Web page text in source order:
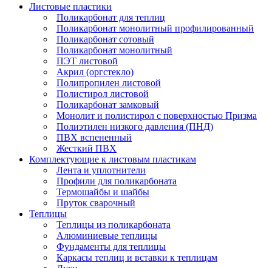
Листовые пластики
Поликарбонат для теплиц
Поликарбонат монолитный профилированный
Поликарбонат сотовый
Поликарбонат монолитный
ПЭТ листовой
Акрил (оргстекло)
Полипропилен листовой
Полистирол листовой
Поликарбонат замковый
Монолит и полистирол с поверхностью Призма
Полиэтилен низкого давления (ПНД)
ПВХ вспененный
Жесткий ПВХ
Комплектующие к листовым пластикам
Лента и уплотнители
Профили для поликарбоната
Термошайбы и шайбы
Пруток сварочный
Теплицы
Теплицы из поликарбоната
Алюминиевые теплицы
Фундаменты для теплицы
Каркасы теплиц и вставки к теплицам